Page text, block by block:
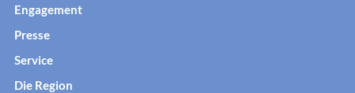
Engagement
Presse
Service
Die Region